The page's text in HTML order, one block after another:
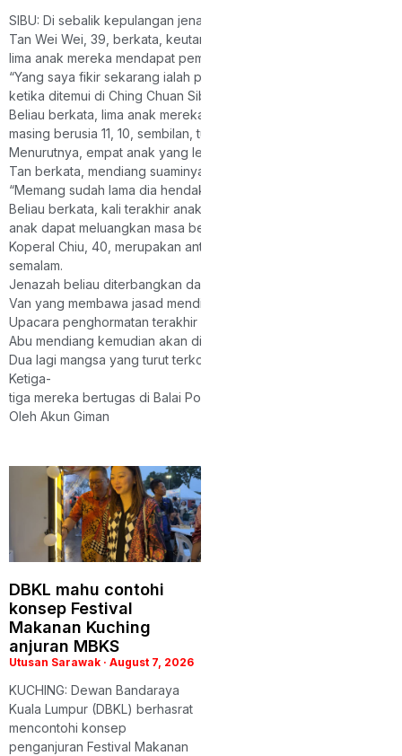
SIBU: Di sebalik kepulangan jenazah Koperal Chiu Teck Siong
Tan Wei Wei, 39, berkata, keutamaan beliau ketika ini ialah
lima anak mereka mendapat pembiayaan pendidikan yang
“Yang saya fikir sekarang ialah pendidikan masa depan mereka.
ketika ditemui di Ching Chuan Sibu Mortuary Hall di Jalan Bukit
Beliau berkata, lima anak mereka masing-
masing berusia 11, 10, sembilan, tujuh dan empat tahun.
Menurutnya, empat anak yang lebih besar bersekolah di SJK(C)
Tan berkata, mendiang suaminya telah lama berhasrat untuk
“Memang sudah lama dia hendak berpindah balik ke sini, tetapi
Beliau berkata, kali terakhir anak-
anak dapat meluangkan masa bersama bapa mereka ialah ketika
Koperal Chiu, 40, merupakan antara tiga anggota polis yang
semalam.
Jenazah beliau diterbangkan dari Lapangan Terbang Pasukan
Van yang membawa jasad mendiang kemudian diiringi
Upacara penghormatan terakhir akan diadakan di dewan
Abu mendiang kemudian akan disemadikan di Methodist Grace
Dua lagi mangsa yang turut terkorban dalam kejadian itu ialah
Ketiga-
tiga mereka bertugas di Balai Polis Weston, Beaufort.
Oleh Akun Giman
DBKL mahu contohi
konsep Festival
Makanan Kuching
anjuran MBKS
Utusan Sarawak August 7, 2026
KUCHING: Dewan Bandaraya
Kuala Lumpur (DBKL) berhasrat
mencontohi konsep
penganjuran Festival Makanan